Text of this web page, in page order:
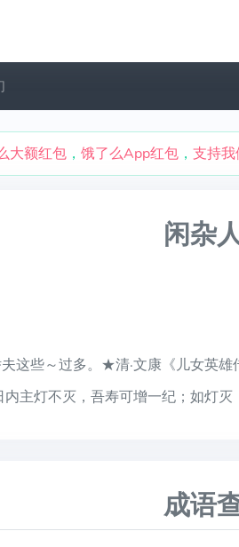
大额红包， 饿了么App红包， 支持我
闲杂
这些～过多。★清·文康《儿女英雄
主灯不灭，吾寿可增一纪；如灯
成语